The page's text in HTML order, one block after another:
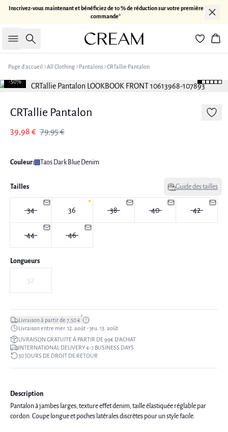
Inscrivez-vous maintenant et bénéficiez de 10 % de réduction sur votre première
commande*
Rechercher
Page d’accueil All Clothing Pantalons CRTallie Pantalon
-50%
CRTallie Pantalon
39,98 € 79,95 €
Couleur: Taos Dark Blue Denim
Tailles Guide des tailles
34 36 38 40 42
44 46
Longueurs
32
Livraison à partir de 7,50 €*
Livraison entre mer. 12. août - jeu. 13. août
LIVRAISON GRATUITE À PARTIR DE 99€ D’ACHAT.
INTERNATIONAL DELIVERY 4-7 BUSINESS DAYS
30 JOURS DE DROIT DE RETOUR
Description
Pantalon à jambes larges, texture effet denim, taille élastiquée réglable par
cordon. Coupe longue et poches latérales discrètes pour un style facile.